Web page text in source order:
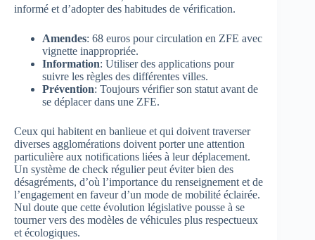
informé et d’adopter des habitudes de vérification.
Amendes: 68 euros pour circulation en ZFE avec
vignette inappropriée.
Information: Utiliser des applications pour
suivre les règles des différentes villes.
Prévention: Toujours vérifier son statut avant de
se déplacer dans une ZFE.
Ceux qui habitent en banlieue et qui doivent traverser
diverses agglomérations doivent porter une attention
particulière aux notifications liées à leur déplacement.
Un système de check régulier peut éviter bien des
désagréments, d’où l’importance du renseignement et de
l’engagement en faveur d’un mode de mobilité éclairée.
Nul doute que cette évolution législative pousse à se
tourner vers des modèles de véhicules plus respectueux
et écologiques.